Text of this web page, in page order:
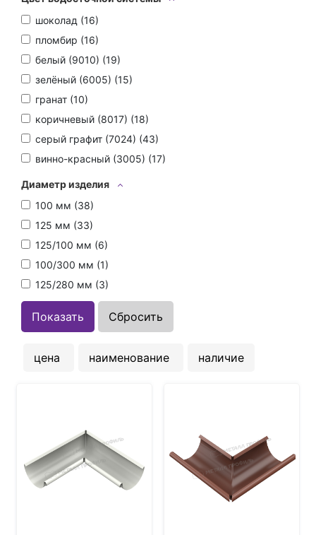
шоколад (16)
пломбир (16)
белый (9010) (19)
зелёный (6005) (15)
гранат (10)
коричневый (8017) (18)
серый графит (7024) (43)
винно-красный (3005) (17)
Диаметр изделия
100 мм (38)
125 мм (33)
125/100 мм (6)
100/300 мм (1)
125/280 мм (3)
цена наименование наличие